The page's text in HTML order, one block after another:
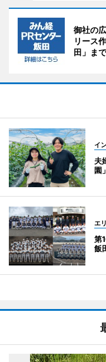
御社の
リース
田」まで
イ
夫
園
エ
第
飯